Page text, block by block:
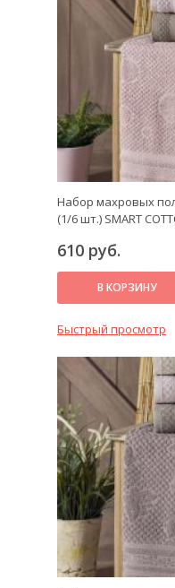
Набор махровых
(1/6 шт.) SMART
610 руб.
В КОРЗИНУ
Быстрый просмотр